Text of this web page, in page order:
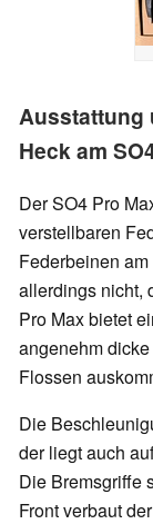
Ausstattung
Heck am
Der SO4 Pro
verstellbaren
Federbeinen
allerdings nicht,
Pro Max bietet
angenehm
Flossen
Die
der liegt auch
Die Bremsgriffe
Front verbaut